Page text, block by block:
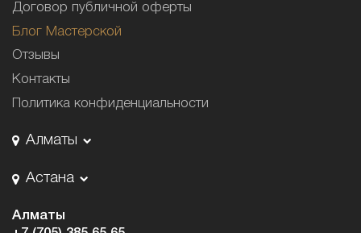
Договор публичной оферты
Блог Мастерской
Отзывы
Контакты
Политика конфиденциальности
Алматы
Астана
Алматы